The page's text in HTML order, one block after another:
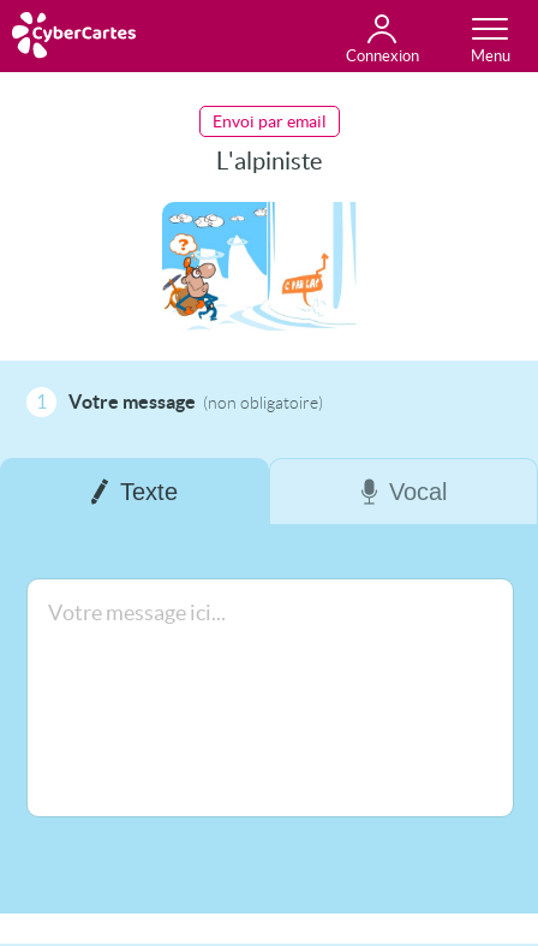
Connexion
Toutes les cartes
Envoi par email
L'alpiniste
1 Votre message (non obligatoire)
Texte Vocal